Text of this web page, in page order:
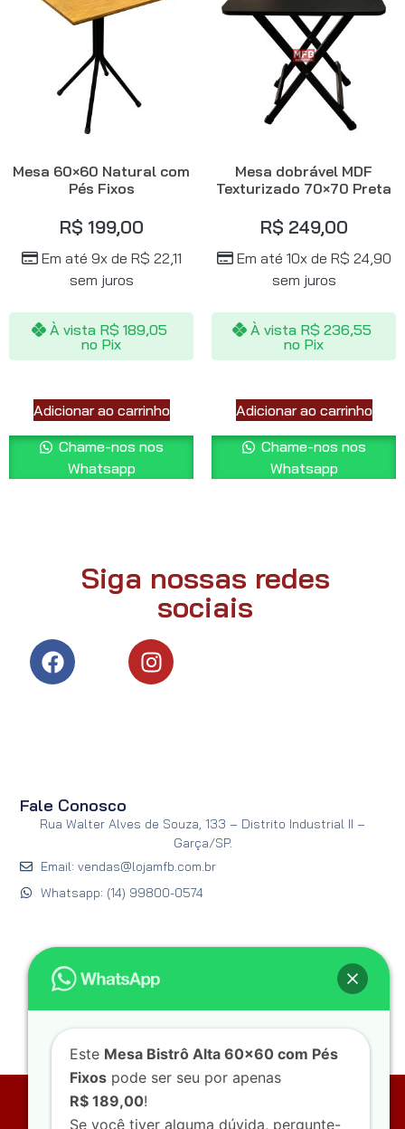
Mesa 60×60 Natural com
Pés Fixos
R$ 199,00
Em até 9x de R$ 22,11
sem juros
À vista R$ 189,05
no Pix
Adicionar ao carrinho
Chame-nos nos
Whatsapp
Mesa dobrável MDF
Texturizado 70×70 Preta
R$ 249,00
Em até 10x de R$ 24,90
sem juros
À vista R$ 236,55
no Pix
Adicionar ao carrinho
Chame-nos nos
Whatsapp
Siga nossas redes
sociais
Fale Conosco
Rua Walter Alves de Souza, 133 – Distrito Industrial II –
Garça/SP.
Email: vendas@lojamfb.com.br
Whatsapp: (14) 99800-0574
M.F. Barbosa – Indústria & Comércio
Este Mesa Bistrô Alta 60x60 com Pés
Fixos pode ser seu por apenas
R$ 189,00!
Se você tiver alguma dúvida, pergunte-